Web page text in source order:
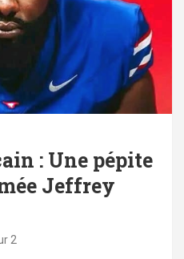
: Une pépite
Jeffrey
2